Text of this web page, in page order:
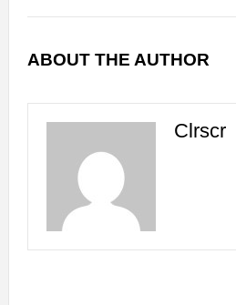
ABOUT THE AUTHOR
Clrscr